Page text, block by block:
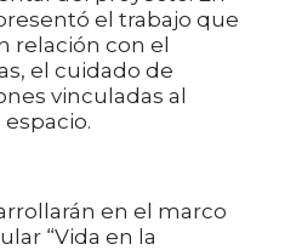
el trabajo que
relación con el
el cuidado de
vinculadas al
en el marco
“Vida en la